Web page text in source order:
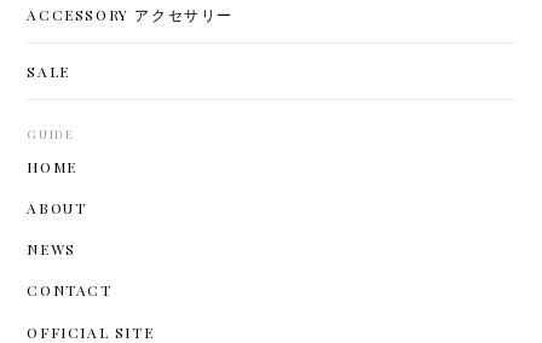
ACCESSORY アクセサリー
SALE
GUIDE
HOME
ABOUT
NEWS
CONTACT
OFFICIAL SITE